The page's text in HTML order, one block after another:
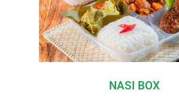
NASI BOX